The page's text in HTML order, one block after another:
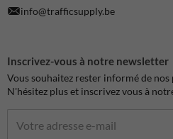
info@trafficsupply.be
Inscrivez-vous à notre newsletter
Vous souhaitez rester informé de nos
N'hésitez plus et inscrivez vous à